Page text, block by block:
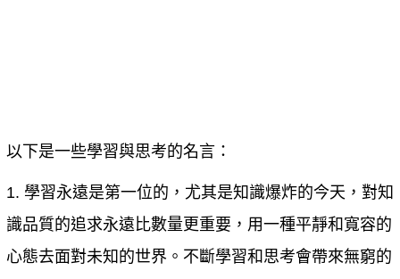
以下是一些學習與思考的名言：
1. 學習永遠是第一位的，尤其是知識爆炸的今天，對知
識品質的追求永遠比數量更重要，用一種平靜和寬容的
心態去面對未知的世界。不斷學習和思考會帶來無窮的